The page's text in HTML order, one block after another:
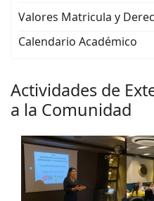
Valores Matricula y
Calendario Académico
Actividades de
a la Comunidad